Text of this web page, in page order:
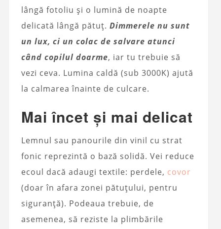
lângă fotoliu și o lumină de noapte
delicată lângă pătuț. Dimmerele nu sunt
un lux, ci un colac de salvare atunci
când copilul doarme, iar tu trebuie să
vezi ceva. Lumina caldă (sub 3000K) ajută
la calmarea înainte de culcare.
Mai încet și mai delicat
Lemnul sau panourile din vinil cu strat
fonic reprezintă o bază solidă. Vei reduce
ecoul dacă adaugi textile: perdele, covor
(doar în afara zonei pătuțului, pentru
siguranță). Podeaua trebuie, de
asemenea, să reziste la plimbările